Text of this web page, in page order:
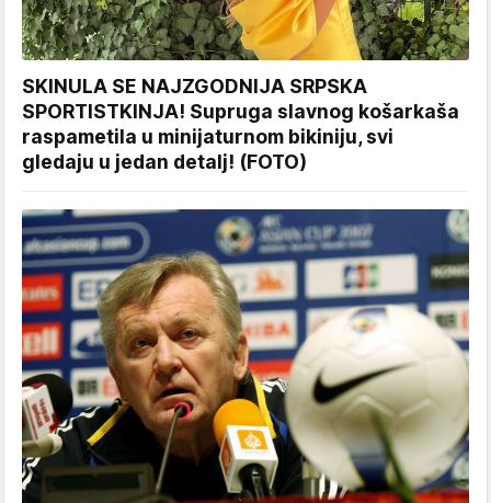
SKINULA SE NAJZGODNIJA SRPSKA
SPORTISTKINJA! Supruga slavnog košarkaša
raspametila u minijaturnom bikiniju, svi
gledaju u jedan detalj! (FOTO)